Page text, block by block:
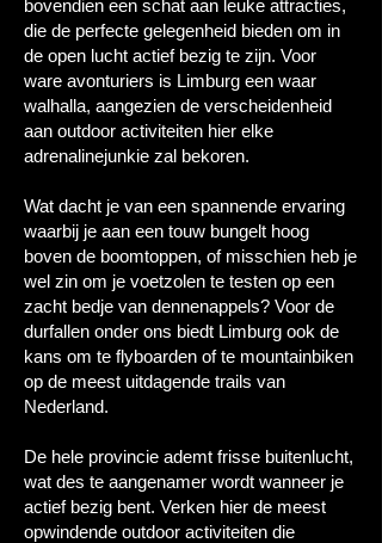
bovendien een schat aan leuke attracties,
die de perfecte gelegenheid bieden om in
de open lucht actief bezig te zijn. Voor
ware avonturiers is Limburg een waar
walhalla, aangezien de verscheidenheid
aan outdoor activiteiten hier elke
adrenalinejunkie zal bekoren.
Wat dacht je van een spannende ervaring
waarbij je aan een touw bungelt hoog
boven de boomtoppen, of misschien heb je
wel zin om je voetzolen te testen op een
zacht bedje van dennenappels? Voor de
durfallen onder ons biedt Limburg ook de
kans om te flyboarden of te mountainbiken
op de meest uitdagende trails van
Nederland.
De hele provincie ademt frisse buitenlucht,
wat des te aangenamer wordt wanneer je
actief bezig bent. Verken hier de meest
opwindende outdoor activiteiten die